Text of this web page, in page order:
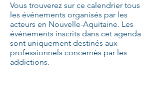
Vous trouverez sur ce calendrier tous
les événements organisés par les
acteurs en Nouvelle-Aquitaine. Les
événements inscrits dans cet agenda
sont uniquement destinés aux
professionnels concernés par les
addictions.